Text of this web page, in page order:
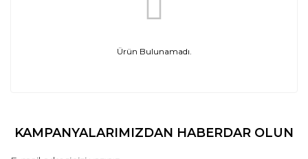
Ürün Bulunamadı.
KAMPANYALARIMIZDAN HABERDAR OLUN